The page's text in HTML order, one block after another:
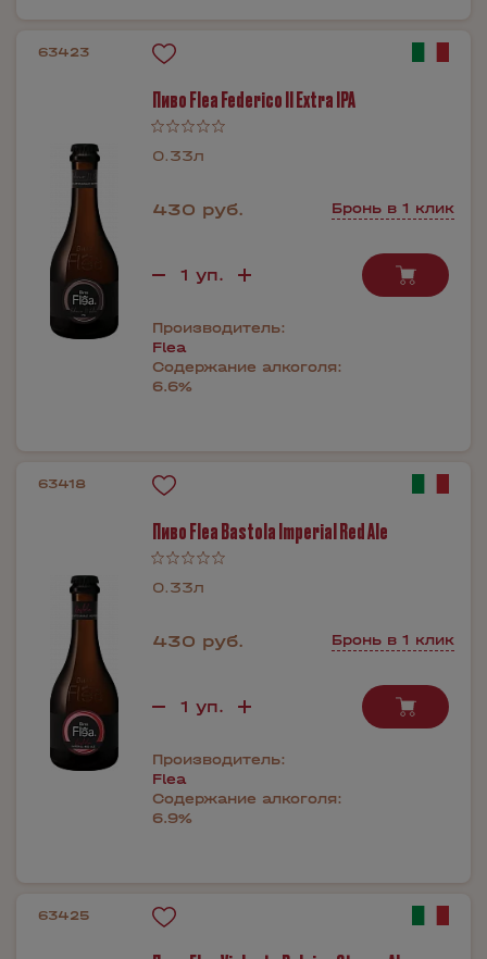
63423
Пиво Flea Federico II Extra IPA
0.33л
430 руб. Бронь в 1 клик
Производитель:
Flea
Содержание алкоголя:
6.6%
63418
Пиво Flea Bastola Imperial Red Ale
0.33л
430 руб. Бронь в 1 клик
Производитель:
Flea
Содержание алкоголя:
6.9%
63425